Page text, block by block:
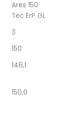
Ares 150
Tec ErP GL
3
150
146,1
150,0